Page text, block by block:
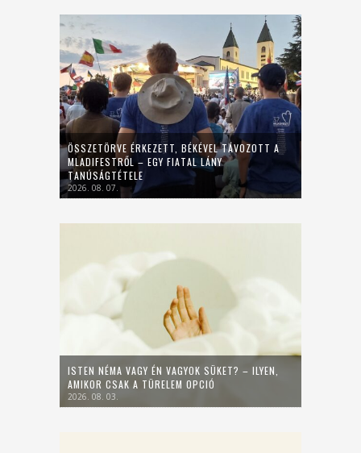
ÖSSZETÖRVE ÉRKEZETT, BÉKÉVEL TÁVOZOTT A
MLADIFESTRŐL – EGY FIATAL LÁNY
TANÚSÁGTÉTELE
2026. 08. 07.
ISTEN NÉMA VAGY ÉN VAGYOK SÜKET? – ILYEN,
AMIKOR CSAK A TÜRELEM OPCIÓ
2026. 08. 03.